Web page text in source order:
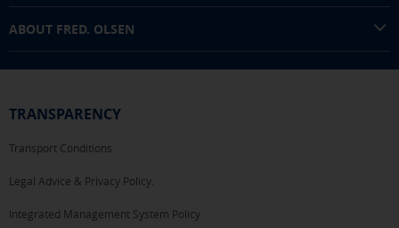
ABOUT FRED. OLSEN
TRANSPARENCY
Transport Conditions
Legal Advice & Privacy Policy.
Integrated Management System Policy